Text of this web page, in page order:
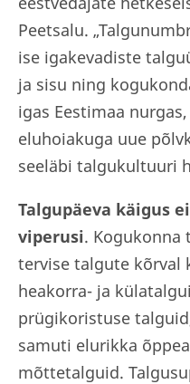
Peetsalu.
ise igakevadiste
ja sisu ning
igas Eestimaa
eluhoiakuga uue
seeläbi talgukultuuri
Talgupäeva käigus
viperusi. Kogukonna
tervise talgute kõrval
heakorra- ja
prügikoristuse
samuti elurikka
mõttetalguid.